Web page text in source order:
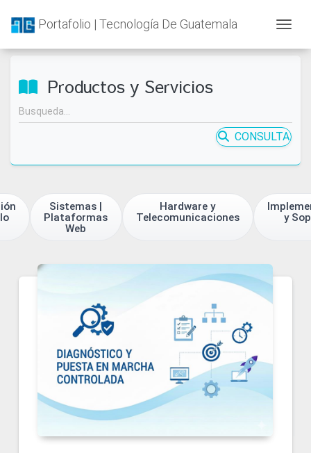
Portafolio | Tecnología De Guatemala
Productos y Servicios
CONSULTA
Sistemas |
Plataformas
Web
Hardware y
Telecomunicaciones
y